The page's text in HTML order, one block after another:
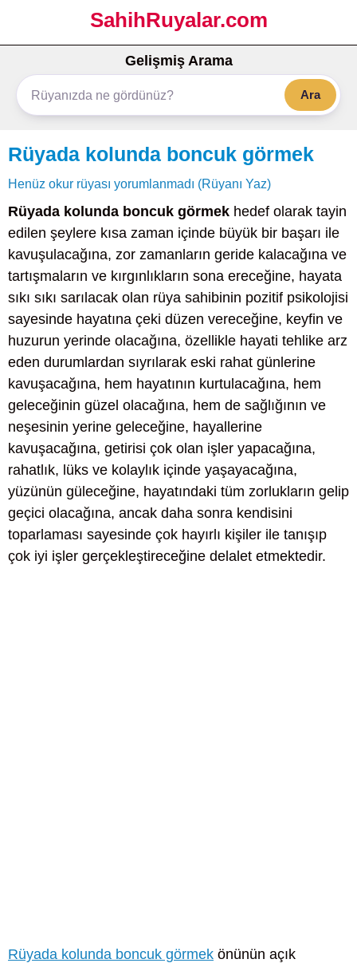
SahihRuyalar.com
Gelişmiş Arama
Ara
Rüyada kolunda boncuk görmek
Henüz okur rüyası yorumlanmadı (Rüyanı Yaz)
Rüyada kolunda boncuk görmek hedef olarak tayin
edilen şeylere kısa zaman içinde büyük bir başarı ile
kavuşulacağına, zor zamanların geride kalacağına ve
tartışmaların ve kırgınlıkların sona ereceğine, hayata
sıkı sıkı sarılacak olan rüya sahibinin pozitif psikolojisi
sayesinde hayatına çeki düzen vereceğine, keyfin ve
huzurun yerinde olacağına, özellikle hayati tehlike arz
eden durumlardan sıyrılarak eski rahat günlerine
kavuşacağına, hem hayatının kurtulacağına, hem
geleceğinin güzel olacağına, hem de sağlığının ve
neşesinin yerine geleceğine, hayallerine
kavuşacağına, getirisi çok olan işler yapacağına,
rahatlık, lüks ve kolaylık içinde yaşayacağına,
yüzünün güleceğine, hayatındaki tüm zorlukların gelip
geçici olacağına, ancak daha sonra kendisini
toparlaması sayesinde çok hayırlı kişiler ile tanışıp
çok iyi işler gerçekleştireceğine delalet etmektedir.
Rüyada kolunda boncuk görmek önünün açık